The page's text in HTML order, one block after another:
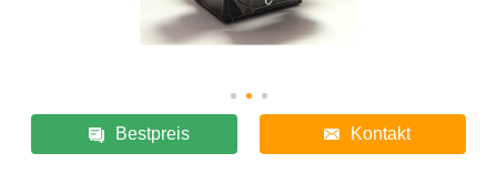
Bestpreis Kontakt